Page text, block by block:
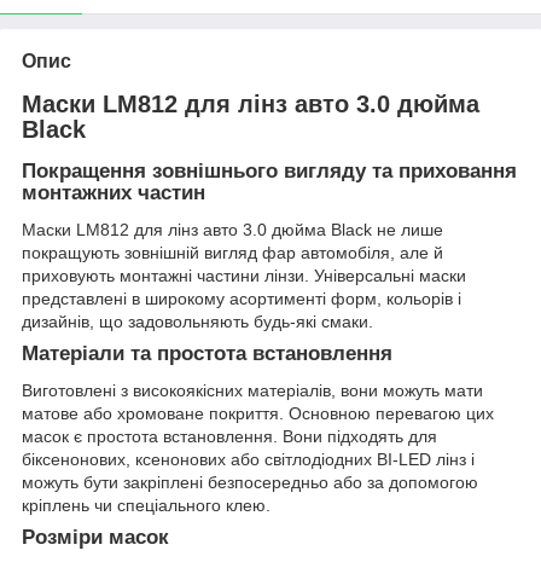
Опис
Маски LM812 для лінз авто 3.0 дюйма
Black
Покращення зовнішнього вигляду та приховання
монтажних частин
Маски LM812 для лінз авто 3.0 дюйма Black не лише
покращують зовнішній вигляд фар автомобіля, але й
приховують монтажні частини лінзи. Універсальні маски
представлені в широкому асортименті форм, кольорів і
дизайнів, що задовольняють будь-які смаки.
Матеріали та простота встановлення
Виготовлені з високоякісних матеріалів, вони можуть мати
матове або хромоване покриття. Основною перевагою цих
масок є простота встановлення. Вони підходять для
біксенонових, ксенонових або світлодіодних BI-LED лінз і
можуть бути закріплені безпосередньо або за допомогою
кріплень чи спеціального клею.
Розміри масок